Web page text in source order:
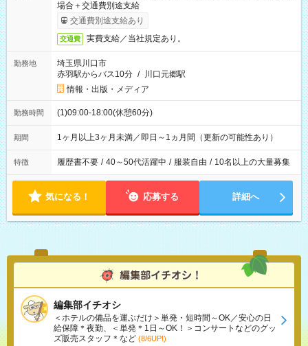
場合＋交通費別途支給
交通費別途支給あり
交通費 実費支給／当社規定あり。
勤務地
埼玉県川口市
赤羽駅からバス10分 / 川口元郷駅
情報・出版・メディア
勤務時間 (1)09:00-18:00(休憩60分)
期間 1ヶ月以上3ヶ月未満／即日～1ヵ月間（更新の可能性あり）
特徴 履歴書不要 / 40～50代活躍中 / 服装自由 / 10名以上の大量募集
気になる！ 応募する 詳細へ
編集部イチオシ
＜ホテルの備品を運ぶだけ＞単発・短時間～OK／安心の日
給保障＊夜勤、＜単発＊1日～OK！＞コンサートなどのグッ
ズ販売スタッフ＊など (8/6UP!)